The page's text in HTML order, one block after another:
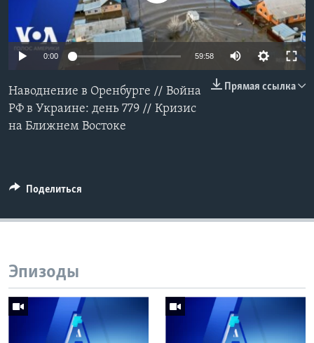
Learning English
СОЦИАЛЬНЫЕ СЕТИ
Языки
0:00 59:58
Прямая ссылка
Наводнение в Оренбурге // Война
РФ в Украине: день 779 // Кризис
на Ближнем Востоке
Поделиться
Эпизоды